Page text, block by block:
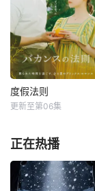
度假法则
更新至第06集
正在热播